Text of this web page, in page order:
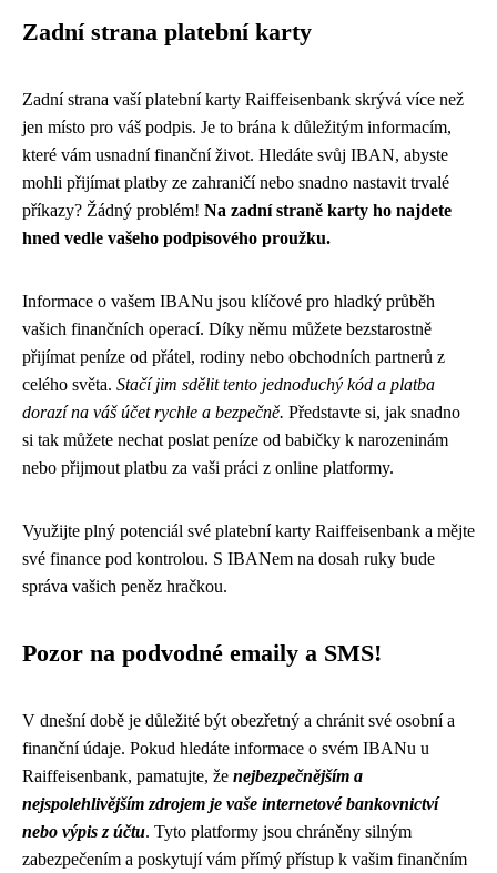
Zadní strana platební karty
Zadní strana vaší platební karty Raiffeisenbank skrývá více než
jen místo pro váš podpis. Je to brána k důležitým informacím,
které vám usnadní finanční život. Hledáte svůj IBAN, abyste
mohli přijímat platby ze zahraničí nebo snadno nastavit trvalé
příkazy? Žádný problém! Na zadní straně karty ho najdete
hned vedle vašeho podpisového proužku.
Informace o vašem IBANu jsou klíčové pro hladký průběh
vašich finančních operací. Díky němu můžete bezstarostně
přijímat peníze od přátel, rodiny nebo obchodních partnerů z
celého světa. Stačí jim sdělit tento jednoduchý kód a platba
dorazí na váš účet rychle a bezpečně. Představte si, jak snadno
si tak můžete nechat poslat peníze od babičky k narozeninám
nebo přijmout platbu za vaši práci z online platformy.
Využijte plný potenciál své platební karty Raiffeisenbank a mějte
své finance pod kontrolou. S IBANem na dosah ruky bude
správa vašich peněz hračkou.
Pozor na podvodné emaily a SMS!
V dnešní době je důležité být obezřetný a chránit své osobní a
finanční údaje. Pokud hledáte informace o svém IBANu u
Raiffeisenbank, pamatujte, že nejbezpečnějším a
nejspolehlivějším zdrojem je vaše internetové bankovnictví
nebo výpis z účtu. Tyto platformy jsou chráněny silným
zabezpečením a poskytují vám přímý přístup k vašim finančním